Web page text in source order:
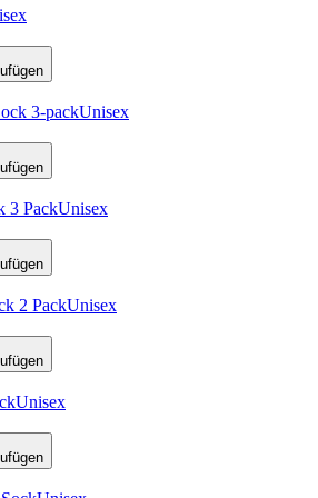
3-packUnisex
3 PackUnisex
2 PackUnisex
Unisex